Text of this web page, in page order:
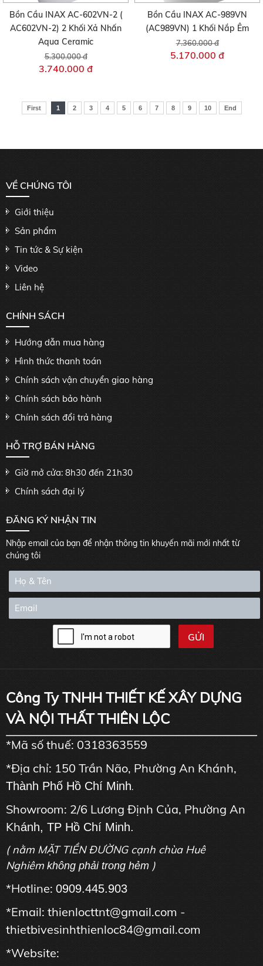
Bồn Cầu INAX AC-602VN-2 (
AC602VN-2) 2 Khối Xả Nhấn
Aqua Ceramic
5.300.000 đ
3.740.000 đ
Bồn Cầu INAX AC-989VN
(AC989VN) 1 Khối Nắp Êm
7.360.000 đ
5.170.000 đ
First 1 2 3 4 5 6 7 8 9 10 End
VỀ CHÚNG TÔI
Giới thiệu
Sản phẩm
Tin tức & Sự kiện
Video
Liên hệ
CHÍNH SÁCH
Hướng dẫn mua hàng
Hình thức thanh toán
Chính sách vận chuyển giao hàng
Chính sách bảo hành
Chính sách đổi trả hàng
HỖ TRỢ BÁN HÀNG
Giờ mở cửa: 8h30 đến 21h30
Chính sách đại lý
ĐĂNG KÝ NHẬN TIN
Nhập email của bạn để nhận thông tin khuyến mãi mới nhất từ
chúng tôi
Công Ty TNHH THIẾT KẾ XÂY DỰNG
VÀ NỘI THẤT THIÊN LỘC
*Mã số thuế: 0318363559
*Địa chỉ: 150 Trần Não, Phường An Khánh,
Thành Phố Hồ Chí Minh.
Showroom: 2/6 Lương Định Của, Phường An
Khánh, TP Hồ Chí Minh.
( nằm MẶT TIỀN ĐƯỜNG cạnh chùa Huê
Nghiêm không phải trong hẻm )
*Hotline: 0909.445.903
*Email: thienlocttnt@gmail.com -
thietbivesinhthienloc84@gmail.com
*Website: